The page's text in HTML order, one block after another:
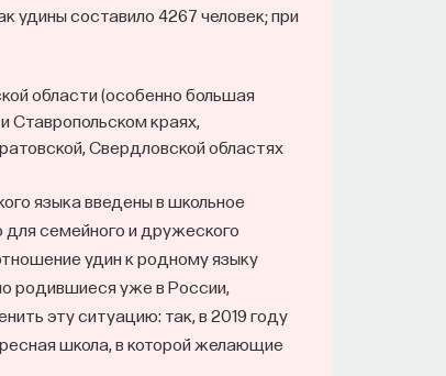
удины составило 4267 человек; при
области (особенно большая
Ставропольском краях,
Свердловской областях
языка введены в школьное
для семейного и дружеского
удин к родному языку
родившиеся уже в России,
эту ситуацию: так, в 2019 году
школа, в которой желающие